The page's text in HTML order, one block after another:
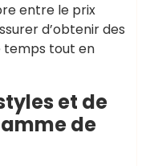
entre le prix
d’obtenir des
temps tout en
et de
de